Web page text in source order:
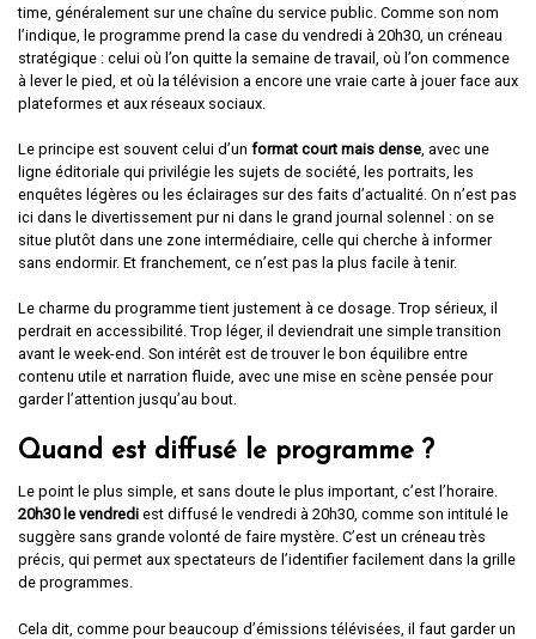
time, généralement sur une chaîne du service public. Comme son nom
l’indique, le programme prend la case du vendredi à 20h30, un créneau
stratégique : celui où l’on quitte la semaine de travail, où l’on commence
à lever le pied, et où la télévision a encore une vraie carte à jouer face aux
plateformes et aux réseaux sociaux.
Le principe est souvent celui d’un format court mais dense, avec une
ligne éditoriale qui privilégie les sujets de société, les portraits, les
enquêtes légères ou les éclairages sur des faits d’actualité. On n’est pas
ici dans le divertissement pur ni dans le grand journal solennel : on se
situe plutôt dans une zone intermédiaire, celle qui cherche à informer
sans endormir. Et franchement, ce n’est pas la plus facile à tenir.
Le charme du programme tient justement à ce dosage. Trop sérieux, il
perdrait en accessibilité. Trop léger, il deviendrait une simple transition
avant le week-end. Son intérêt est de trouver le bon équilibre entre
contenu utile et narration fluide, avec une mise en scène pensée pour
garder l’attention jusqu’au bout.
Quand est diffusé le programme ?
Le point le plus simple, et sans doute le plus important, c’est l’horaire.
20h30 le vendredi est diffusé le vendredi à 20h30, comme son intitulé le
suggère sans grande volonté de faire mystère. C’est un créneau très
précis, qui permet aux spectateurs de l’identifier facilement dans la grille
de programmes.
Cela dit, comme pour beaucoup d’émissions télévisées, il faut garder un